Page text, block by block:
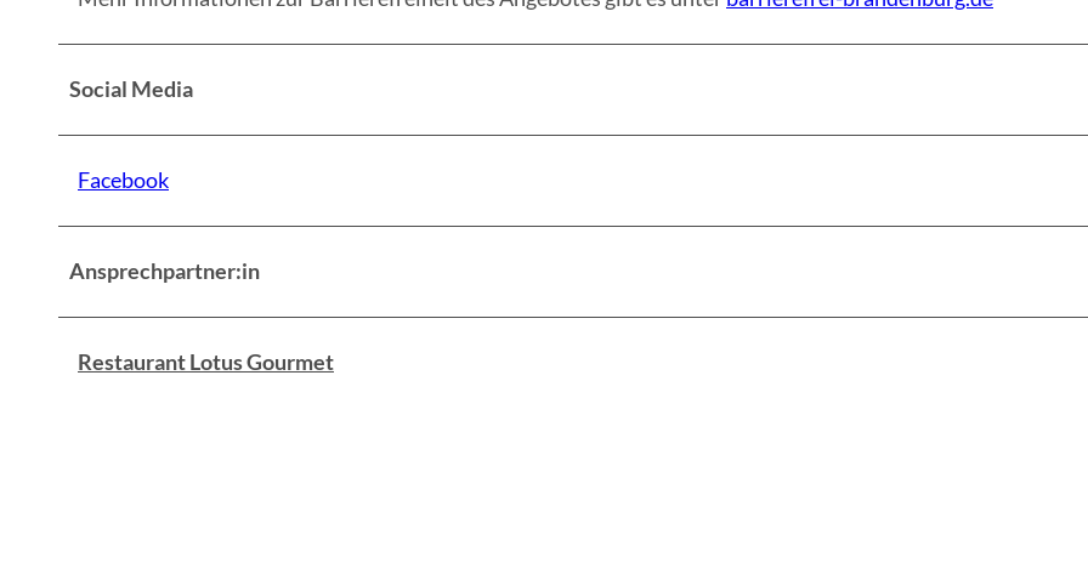
Social Media
Facebook
Ansprechpartner:in
Restaurant Lotus Gourmet